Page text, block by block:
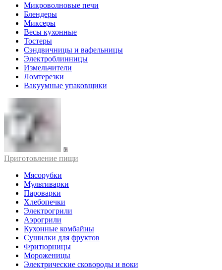
Микроволновые печи
Блендеры
Миксеры
Весы кухонные
Тостеры
Сэндвичницы и вафельницы
Электроблинницы
Измельчители
Ломтерезки
Вакуумные упаковщики
Приготовление пищи
Мясорубки
Мультиварки
Пароварки
Хлебопечки
Электрогрили
Аэрогрили
Кухонные комбайны
Сушилки для фруктов
Фритюрницы
Мороженицы
Электрические сковороды и воки